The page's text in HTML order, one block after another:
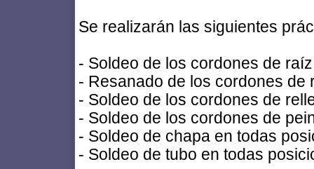
Se realizarán las siguientes
- Soldeo de los cordones de
- Resanado de los cordones de
- Soldeo de los cordones de
- Soldeo de los cordones de
- Soldeo de chapa en todas
- Soldeo de tubo en todas